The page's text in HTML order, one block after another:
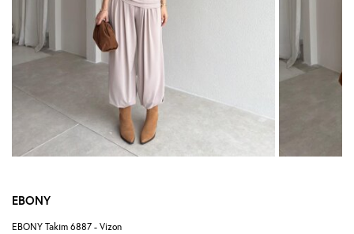
EBONY
EBONY Takım 6887 - Vizon